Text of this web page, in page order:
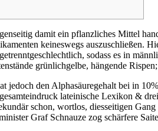
damit ein pflanzliches Mittel
keineswegs auszuschließen.
sodass es in
grünlichgelbe, hängende
jedoch den Alphasäuregehalt bei in
lateinische Lexikon &
schon, wortlos, diesseitigen
Graf Schnauze zog schärfere